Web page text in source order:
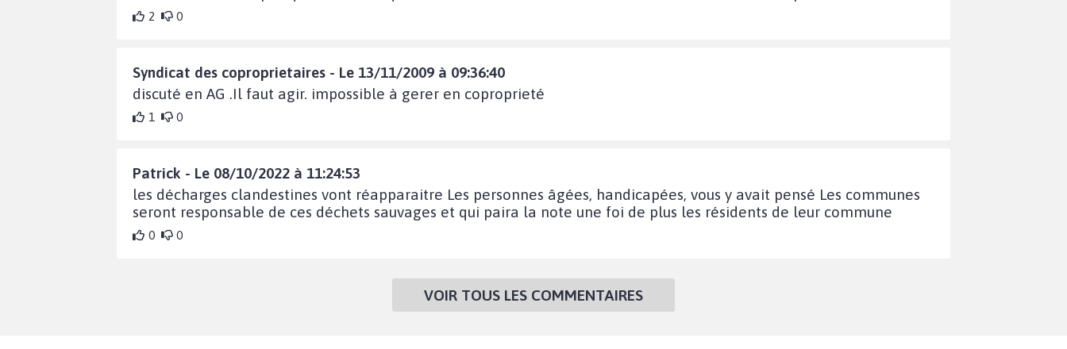
2 0
Syndicat des coproprietaires - Le 13/11/2009 à 09:36:40
discuté en AG .Il faut agir. impossible à gerer en coproprieté
1 0
Patrick - Le 08/10/2022 à 11:24:53
les décharges clandestines vont réapparaitre Les personnes âgées, handicapées, vous y avait pensé Les communes
seront responsable de ces déchets sauvages et qui paira la note une foi de plus les résidents de leur commune
0 0
VOIR TOUS LES COMMENTAIRES